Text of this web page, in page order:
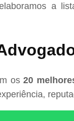
a
os20